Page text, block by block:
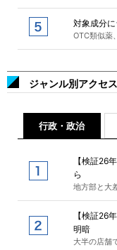
対象成分
OTC類似薬
ジャンル別アクセ
行政・政治
【検証26
ら
地方部と大
【検証26
明暗
大半の店舗